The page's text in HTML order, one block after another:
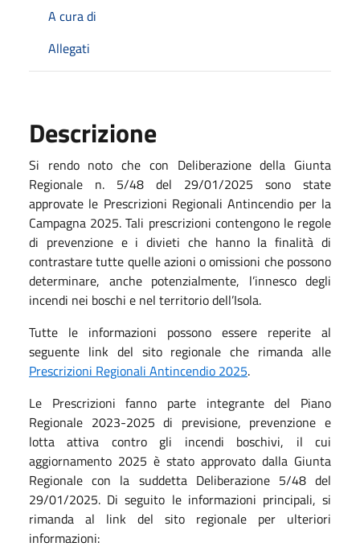
A cura di
Allegati
Descrizione
Si rendo noto che con Deliberazione della Giunta
Regionale n. 5/48 del 29/01/2025 sono state
approvate le Prescrizioni Regionali Antincendio per la
Campagna 2025. Tali prescrizioni contengono le regole
di prevenzione e i divieti che hanno la finalità di
contrastare tutte quelle azioni o omissioni che possono
determinare, anche potenzialmente, l’innesco degli
incendi nei boschi e nel territorio dell’Isola.
Tutte le informazioni possono essere reperite al
seguente link del sito regionale che rimanda alle
Prescrizioni Regionali Antincendio 2025.
Le Prescrizioni fanno parte integrante del Piano
Regionale 2023-2025 di previsione, prevenzione e
lotta attiva contro gli incendi boschivi, il cui
aggiornamento 2025 è stato approvato dalla Giunta
Regionale con la suddetta Deliberazione 5/48 del
29/01/2025. Di seguito le informazioni principali, si
rimanda al link del sito regionale per ulteriori
informazioni: